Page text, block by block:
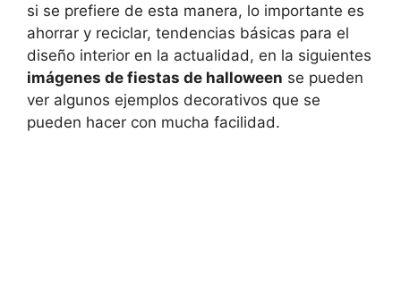
si se prefiere de esta manera, lo importante es
ahorrar y reciclar, tendencias básicas para el
diseño interior en la actualidad, en la siguientes
imágenes de fiestas de halloween se pueden
ver algunos ejemplos decorativos que se
pueden hacer con mucha facilidad.